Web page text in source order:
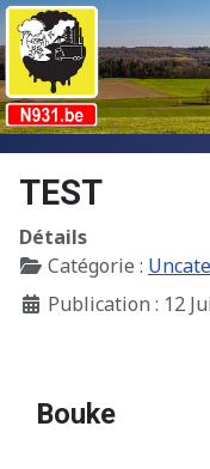
TEST
Détails
Catégorie :
Publication : 12
Bouke